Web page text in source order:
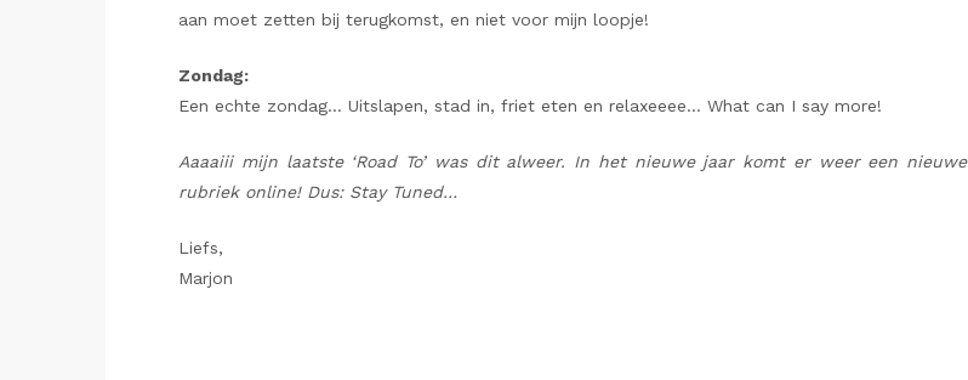
aan moet zetten bij terugkomst, en niet voor mijn loopje!
Zondag:
Een echte zondag… Uitslapen, stad in, friet eten en relaxeeee… What can I say more!
Aaaaiii mijn laatste ‘Road To’ was dit alweer. In het nieuwe jaar komt er weer een nieuwe
rubriek online! Dus: Stay Tuned…
Liefs,
Marjon